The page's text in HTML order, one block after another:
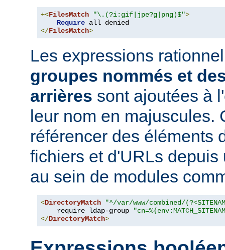
+<FilesMatch "\.(?i:gif|jpe?g|png)$">
Require
</FilesMatch>
Les expressions
groupes nommés et
arrières sont ajoutées à
leur nom en majuscules.
référencer des éléments
fichiers et d'URLs
au sein de modules
<DirectoryMatch
"^/var/www/combined/
    require ldap-group
</DirectoryMatch>